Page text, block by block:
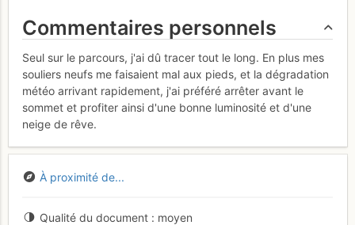
Commentaires personnels
Seul sur le parcours, j'ai dû tracer tout le long. En plus mes
souliers neufs me faisaient mal aux pieds, et la dégradation
météo arrivant rapidement, j'ai préféré arrêter avant le
sommet et profiter ainsi d'une bonne luminosité et d'une
neige de rêve.
À proximité de...
Qualité du document
moyen